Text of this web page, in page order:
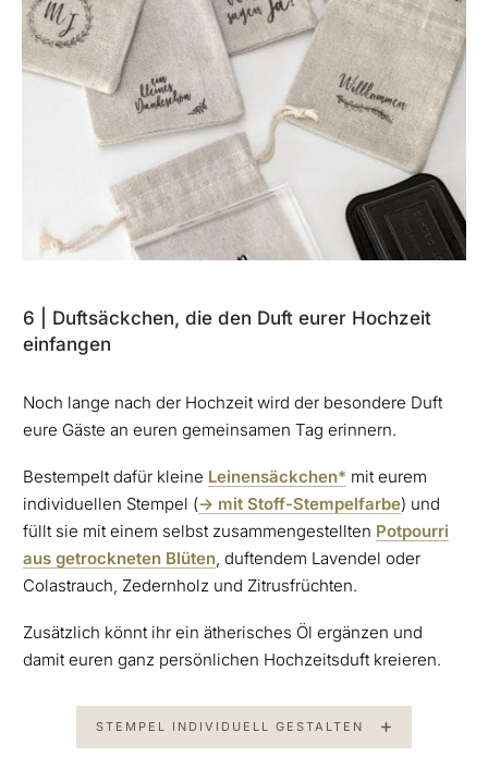
6 | Duftsäckchen, die den Duft eurer Hochzeit
einfangen
Noch lange nach der Hochzeit wird der besondere Duft
eure Gäste an euren gemeinsamen Tag erinnern.
Bestempelt dafür kleine Leinensäckchen* mit eurem
individuellen Stempel (-> mit Stoff-Stempelfarbe) und
füllt sie mit einem selbst zusammengestellten Potpourri
aus getrockneten Blüten, duftendem Lavendel oder
Colastrauch, Zedernholz und Zitrusfrüchten.
Zusätzlich könnt ihr ein ätherisches Öl ergänzen und
damit euren ganz persönlichen Hochzeitsduft kreieren.
STEMPEL INDIVIDUELL GESTALTEN